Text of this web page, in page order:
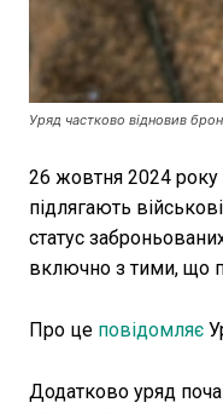
Уряд частково відновив
26 жовтня 2024 року
підлягають
статус
включно з тими, що
Про це повідомляє
Додатково уряд